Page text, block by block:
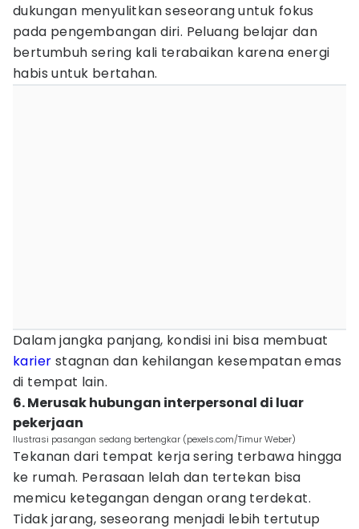
dukungan menyulitkan seseorang untuk fokus
pada pengembangan diri. Peluang belajar dan
bertumbuh sering kali terabaikan karena energi
habis untuk bertahan.
Dalam jangka panjang, kondisi ini bisa membuat
karier stagnan dan kehilangan kesempatan emas
di tempat lain.
6. Merusak hubungan interpersonal di luar
pekerjaan
Ilustrasi pasangan sedang bertengkar (pexels.com/Timur Weber)
Tekanan dari tempat kerja sering terbawa hingga
ke rumah. Perasaan lelah dan tertekan bisa
memicu ketegangan dengan orang terdekat.
Tidak jarang, seseorang menjadi lebih tertutup